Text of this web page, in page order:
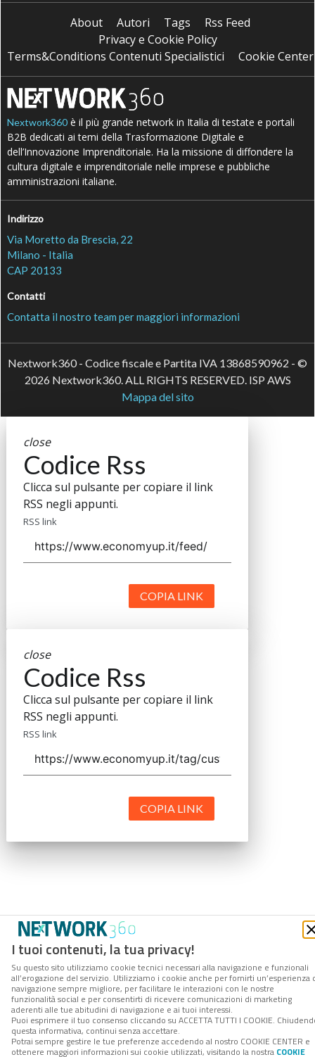
I tuoi contenuti, la tua privacy!
Su questo sito utilizziamo cookie tecnici necessari alla navigazione e funzionali
all’erogazione del servizio. Utilizziamo i cookie anche per fornirti un’esperienza
navigazione sempre migliore, per facilitare le interazioni con le nostre
funzionalità social e per consentirti di ricevere comunicazioni di marketing
aderenti alle tue abitudini di navigazione e ai tuoi interessi.
Puoi esprimere il tuo consenso cliccando su ACCETTA TUTTI I COOKIE.
questa informativa, continui senza accettare.
Potrai sempre gestire le tue preferenze accedendo al nostro COOKIE CENTER e
ottenere maggiori informazioni sui cookie utilizzati, visitando la nostra COOKIE
About Autori Tags
Rss Feed
Privacy e Cookie Policy
Terms&Conditions Contenuti Specialistici
Cookie Center
Nextwork360 è il più grande network in Italia di testate e portali
B2B dedicati ai temi della Trasformazione Digitale e
dell’Innovazione Imprenditoriale. Ha la missione di diffondere la
cultura digitale e imprenditoriale nelle imprese e pubbliche
amministrazioni italiane.
Indirizzo
Via Moretto da Brescia, 22
Milano - Italia
CAP 20133
Contatti
Contatta il nostro team per maggiori informazioni
Nextwork360 - Codice fiscale e Partita IVA 13868590962 - ©
2026 Nextwork360. ALL RIGHTS RESERVED. ISP AWS
Mappa del sito
close
Codice Rss
Clicca sul pulsante per copiare il link
RSS negli appunti.
RSS link
COPIA LINK
close
Codice Rss
Clicca sul pulsante per copiare il link
RSS negli appunti.
RSS link
COPIA LINK